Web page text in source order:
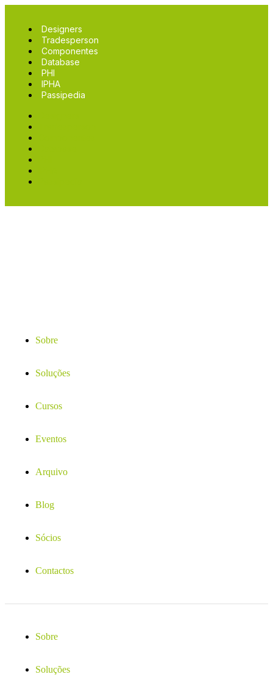
Designers
Tradesperson
Componentes
Database
PHI
IPHA
Passipedia
Sobre
Soluções
Cursos
Eventos
Arquivo
Blog
Sócios
Contactos
Sobre
Soluções